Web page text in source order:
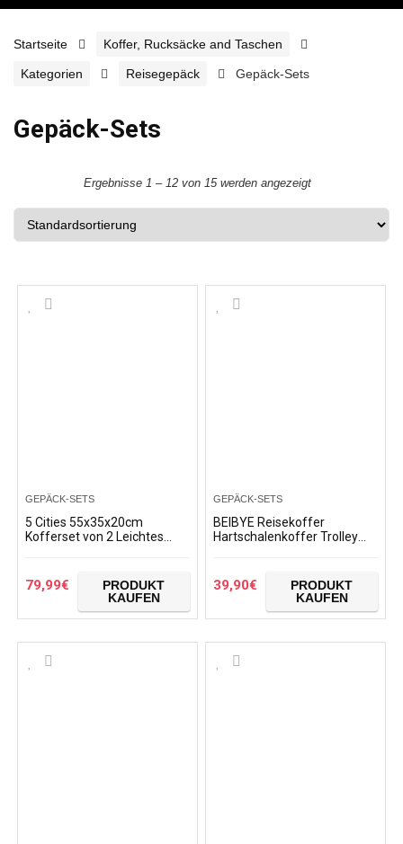
Startseite Koffer, Rucksäcke and Taschen
Kategorien Reisegepäck Gepäck-Sets
Gepäck-Sets
Ergebnisse 1 – 12 von 15 werden angezeigt
GEPÄCK-SETS
5 Cities 55x35x20cm
Kofferset von 2 Leichtes
Genehmigt für Ryanair…
79,99€
PRODUKT
KAUFEN
GEPÄCK-SETS
BEIBYE Reisekoffer
Hartschalenkoffer Trolley
Polycarbonat Set XL-L-M-
Beautycase Koffer
39,90€
PRODUKT
KAUFEN